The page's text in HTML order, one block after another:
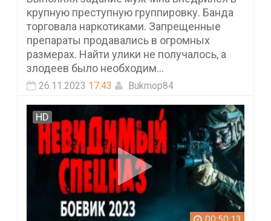
крупную преступную группировку. Банда
торговала наркотиками. Запрещенные
препараты продавались в огромных
размерах. Найти улики не получалось, а
злодеев было необходим...
26.11.2023 17:43 Bukmop84
HD